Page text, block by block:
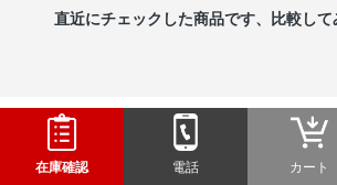
直近にチェックした商品です、比較して
在庫確認 電話 カート